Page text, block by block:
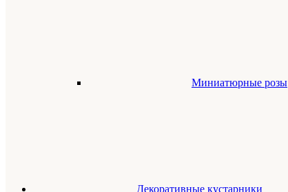
Миниатюрные розы
Декоративные кустарники